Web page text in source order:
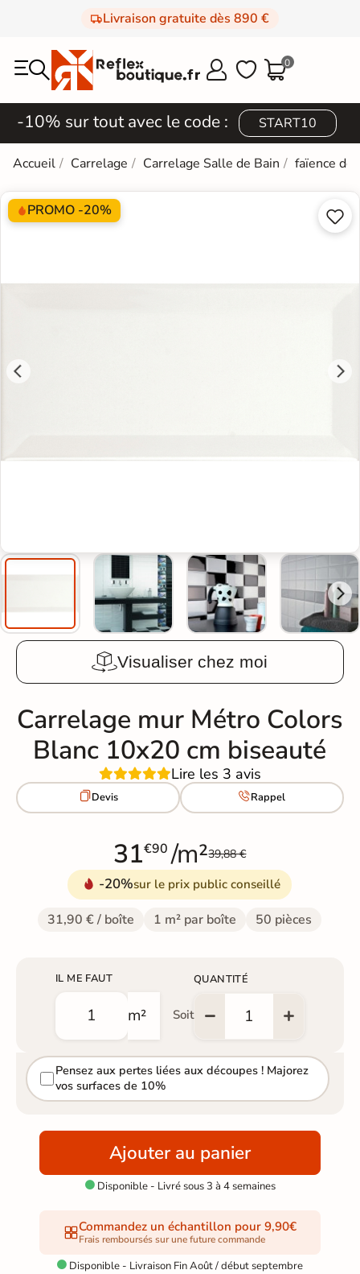
Livraison gratuite dès 890 €
  0
-10% sur tout avec le code : START10
Accueil Carrelage Carrelage Salle de Bain faïence
PROMO -20% 

Visualiser chez moi
Carrelage mur Métro Colors
Blanc 10x20 cm biseauté
Lire les 3 avis
Devis Rappel
31€90 /m²39,88 €
-20%sur le prix public conseillé
31,90 € / boîte 1 m² par boîte 50 pièces
IL ME FAUT
m² Soit
QUANTITÉ
Pensez aux pertes liées aux découpes ! Majorez
vos surfaces de 10%
Ajouter au panier
Disponible - Livré sous 3 à 4 semaines
Commandez un échantillon pour 9,90€
Frais remboursés sur une future commande
 Disponible - Livraison Fin Août / début septembre